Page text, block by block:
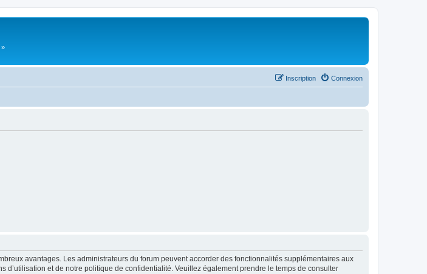
»
Connexion
Inscription
avantages. Les administrateurs du forum peuvent accorder des fonctionnalités supplémentaires aux
et de notre politique de confidentialité. Veuillez également prendre le temps de consulter